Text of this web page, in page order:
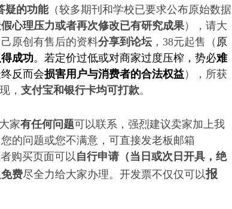
疑的功能（较多期刊和学校已要求公布原始数据
心理压力或者再次修改已有研究成果），请大
原创有售后的资料分享到论坛，38元起售 （ 原
成功。若定价过低或对商家过度压榨，势必难
反而会损害用户与消费者的合法权益） ， 所获
，支付宝和银行卡均可打款。
家有任何问题可以联系，强烈建议卖家加上我
的问题或您不满意，可直接发老板邮箱
购买页面可以自行申请（当日或次日开具，绝
免费尽全力给大家办理。开发票不仅仅可以报